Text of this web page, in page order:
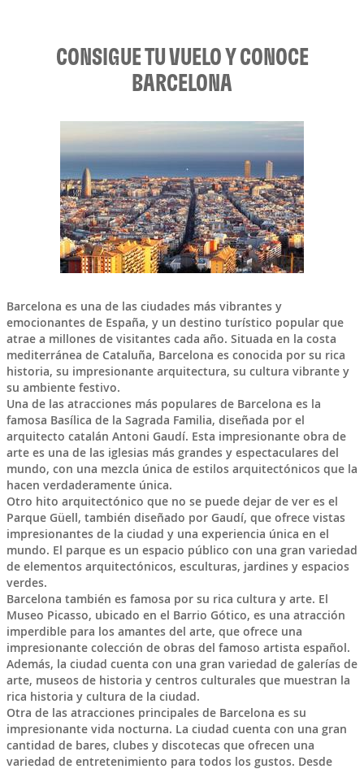
CONSIGUE TU VUELO Y CONOCE
BARCELONA
Barcelona es una de las ciudades más vibrantes y
emocionantes de España, y un destino turístico popular que
atrae a millones de visitantes cada año. Situada en la costa
mediterránea de Cataluña, Barcelona es conocida por su rica
historia, su impresionante arquitectura, su cultura vibrante y
su ambiente festivo.
Una de las atracciones más populares de Barcelona es la
famosa Basílica de la Sagrada Familia, diseñada por el
arquitecto catalán Antoni Gaudí. Esta impresionante obra de
arte es una de las iglesias más grandes y espectaculares del
mundo, con una mezcla única de estilos arquitectónicos que la
hacen verdaderamente única.
Otro hito arquitectónico que no se puede dejar de ver es el
Parque Güell, también diseñado por Gaudí, que ofrece vistas
impresionantes de la ciudad y una experiencia única en el
mundo. El parque es un espacio público con una gran variedad
de elementos arquitectónicos, esculturas, jardines y espacios
verdes.
Barcelona también es famosa por su rica cultura y arte. El
Museo Picasso, ubicado en el Barrio Gótico, es una atracción
imperdible para los amantes del arte, que ofrece una
impresionante colección de obras del famoso artista español.
Además, la ciudad cuenta con una gran variedad de galerías de
arte, museos de historia y centros culturales que muestran la
rica historia y cultura de la ciudad.
Otra de las atracciones principales de Barcelona es su
impresionante vida nocturna. La ciudad cuenta con una gran
cantidad de bares, clubes y discotecas que ofrecen una
variedad de entretenimiento para todos los gustos. Desde